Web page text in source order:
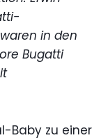
in den
Bugatti
Baby zu einer